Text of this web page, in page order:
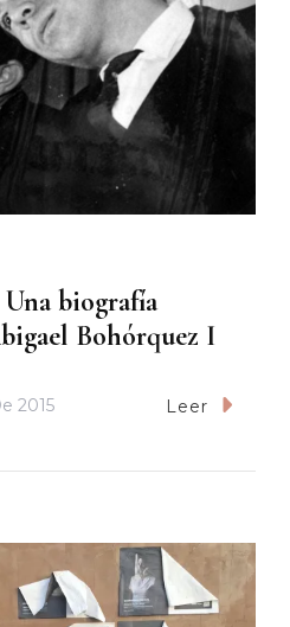
biografía
Bohórquez I
2015 Leer